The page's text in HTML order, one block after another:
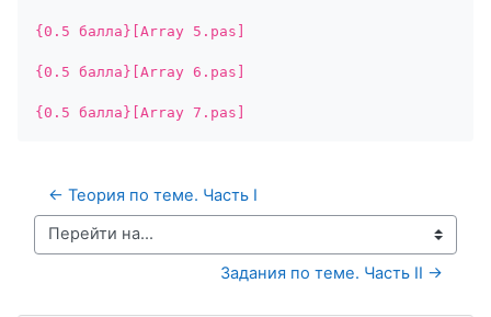
{0.5 балла}[Array 5.pas]
{0.5 балла}[Array 6.pas]
{0.5 балла}[Array 7.pas]
← Теория по теме. Часть I
Перейти на...
Задания по теме. Часть II →